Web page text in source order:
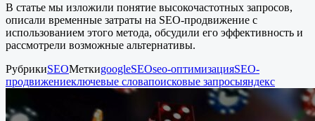
В статье мы изложили понятие высокочастотных запросов,
описали временные затраты на SEO-продвижение с
использованием этого метода, обсудили его эффективность и
рассмотрели возможные альтернативы.
РубрикиSEOМеткиgoogleSEOseo-оптимизацияSEO-
продвижениеключевые словапоисковые запросыяндекс